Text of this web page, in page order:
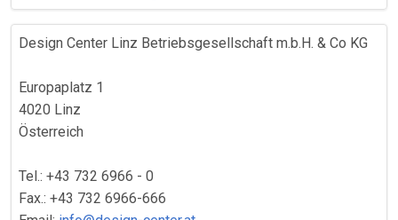
Design Center Linz Betriebsgesellschaft m.b.H. & Co KG
Europaplatz 1
4020 Linz
Österreich
Tel.: +43 732 6966 - 0
Fax.: +43 732 6966-666